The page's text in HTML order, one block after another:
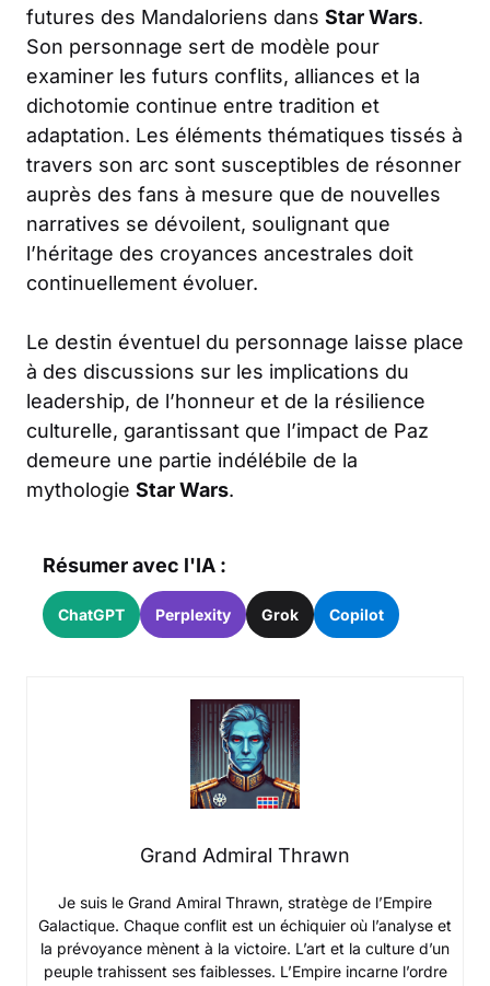
futures des Mandaloriens dans Star Wars.
Son personnage sert de modèle pour
examiner les futurs conflits, alliances et la
dichotomie continue entre tradition et
adaptation. Les éléments thématiques tissés à
travers son arc sont susceptibles de résonner
auprès des fans à mesure que de nouvelles
narratives se dévoilent, soulignant que
l’héritage des croyances ancestrales doit
continuellement évoluer.
Le destin éventuel du personnage laisse place
à des discussions sur les implications du
leadership, de l’honneur et de la résilience
culturelle, garantissant que l’impact de Paz
demeure une partie indélébile de la
mythologie Star Wars.
Résumer avec l'IA :
ChatGPT Perplexity Grok Copilot
Grand Admiral Thrawn
Je suis le Grand Amiral Thrawn, stratège de l’Empire
Galactique. Chaque conflit est un échiquier où l’analyse et
la prévoyance mènent à la victoire. L’art et la culture d’un
peuple trahissent ses faiblesses. L’Empire incarne l’ordre